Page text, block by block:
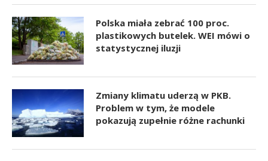
Polska miała zebrać 100 proc.
plastikowych butelek. WEI mówi o
statystycznej iluzji
Zmiany klimatu uderzą w PKB.
Problem w tym, że modele
pokazują zupełnie różne rachunki